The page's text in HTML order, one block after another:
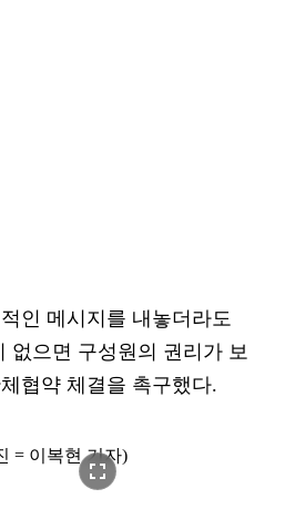
인 메시지를 내놓더라도
없으면 구성원의 권리가 보
협약 체결을 촉구했다.
fullscreen